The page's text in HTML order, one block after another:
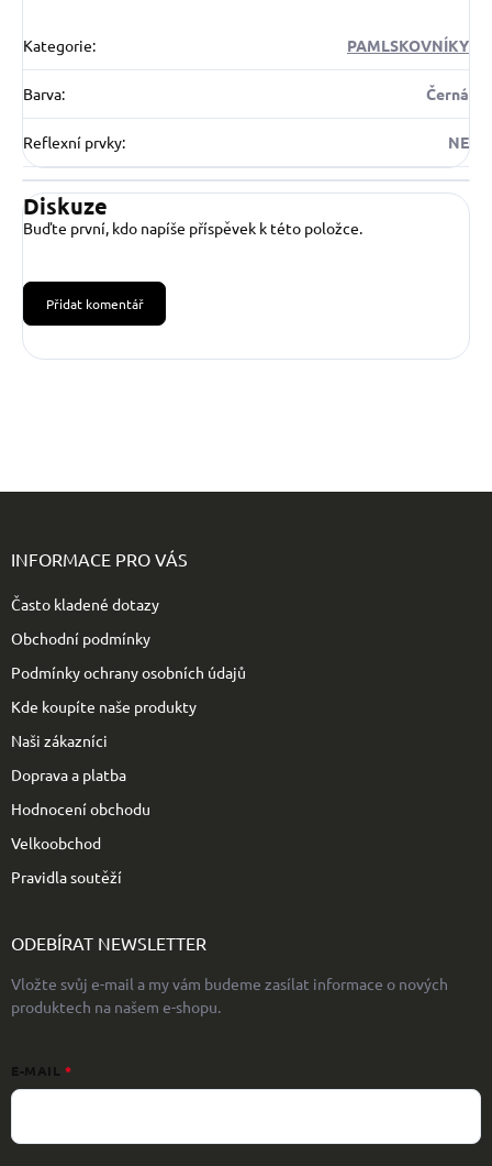
Kategorie: PAMLSKOVNÍKY
Barva: Černá
Reflexní prvky: NE
Diskuze
Buďte první, kdo napíše příspěvek k této položce.
Přidat komentář
INFORMACE PRO VÁS
Často kladené dotazy
Obchodní podmínky
Podmínky ochrany osobních údajů
Kde koupíte naše produkty
Naši zákazníci
Doprava a platba
Hodnocení obchodu
Velkoobchod
Pravidla soutěží
ODEBÍRAT NEWSLETTER
Vložte svůj e-mail a my vám budeme zasílat informace o nových
produktech na našem e-shopu.
E-MAIL